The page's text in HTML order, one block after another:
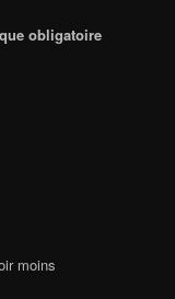
obligatoire
moins